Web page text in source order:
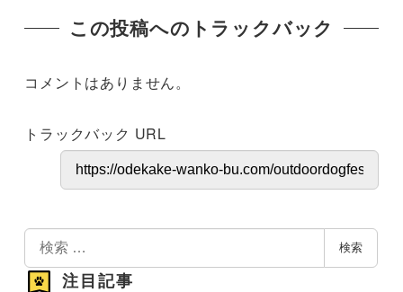
この投稿へのトラックバック
コメントはありません。
トラックバック URL
検
索
検索
注目記事